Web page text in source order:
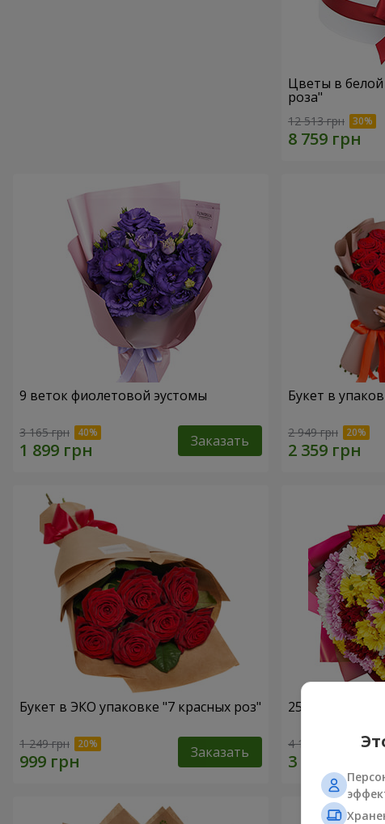
Цветы в белой
роза"
12 513 грн
9 веток фиолетовой эустомы
3 165 грн Заказать
Букет в
2 949 грн
Букет в ЭКО упаковке "7 красных роз"
1 249 грн Заказать
25
4 124 грн